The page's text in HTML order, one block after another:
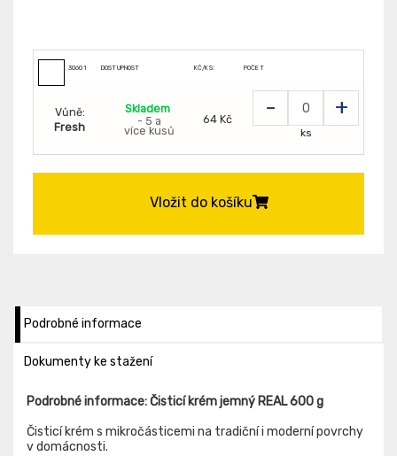
30601 DOSTUPNOST KČ/KS: POČET
Vůně:
Fresh
Skladem
- 5 a
více kusů
64 Kč - +
ks
Vložit do košíku
Podrobné informace
Dokumenty ke stažení
Podrobné informace: Čisticí krém jemný REAL 600 g
Čisticí krém s mikročásticemi na tradiční i moderní povrchy
v domácnosti.